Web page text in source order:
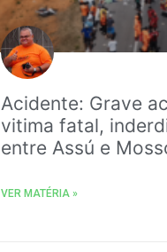
Acidente: Grave
vitima fatal,
entre Assú e
VER MATÉRIA »